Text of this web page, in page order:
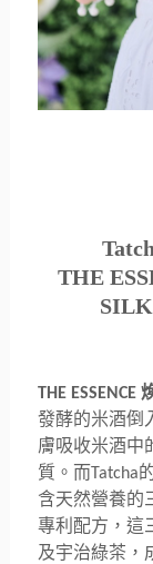
THE
THE ESSENCE
發酵的米酒倒
膚吸收米酒中
質。而Tatcha
含天然營養的
專利配方，這
及宇治綠茶，